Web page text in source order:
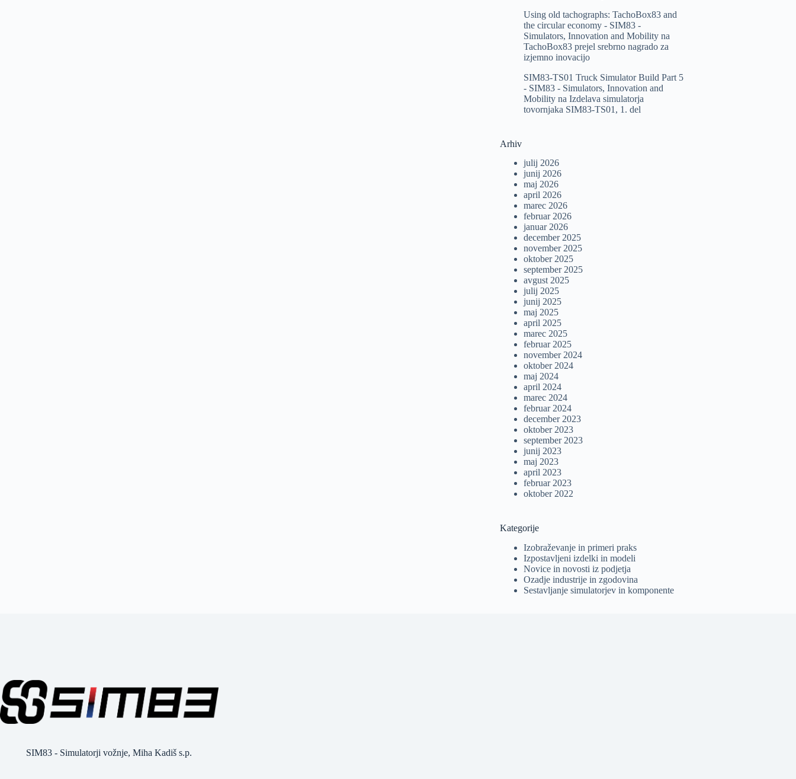
Using old tachographs: TachoBox83 and
the circular economy - SIM83 -
Simulators, Innovation and Mobilityna
TachoBox83 prejel srebrno nagrado za
izjemno inovacijo
SIM83-TS01 Truck Simulator Build Part 5
- SIM83 - Simulators, Innovation and
Mobilityna Izdelava simulatorja
tovornjaka SIM83-TS01, 1. del
Arhiv
julij 2026
junij 2026
maj 2026
april 2026
marec 2026
februar 2026
januar 2026
december 2025
november 2025
oktober 2025
september 2025
avgust 2025
julij 2025
junij 2025
maj 2025
april 2025
marec 2025
februar 2025
november 2024
oktober 2024
maj 2024
april 2024
marec 2024
februar 2024
december 2023
oktober 2023
september 2023
junij 2023
maj 2023
april 2023
februar 2023
oktober 2022
Kategorije
Izobraževanje in primeri praks
Izpostavljeni izdelki in modeli
Novice in novosti iz podjetja
Ozadje industrije in zgodovina
Sestavljanje simulatorjev in komponente
SIM83 - Simulatorji vožnje, Miha Kadiš s.p.